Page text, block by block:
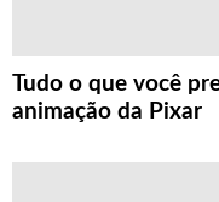
Tudo o que você
animação da Pixar